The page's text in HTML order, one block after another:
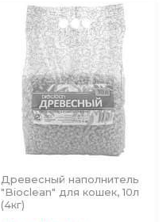
Древесный наполнитель
"Bioclean" для кошек, 10л
(4кг)